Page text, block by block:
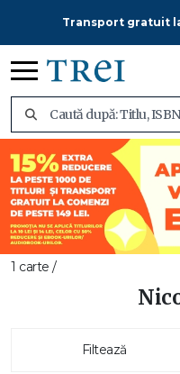
Transport gratuit
1 carte /
Filtează